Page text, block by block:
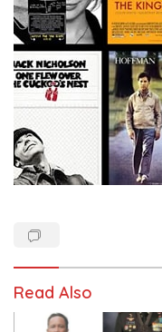
Read Also